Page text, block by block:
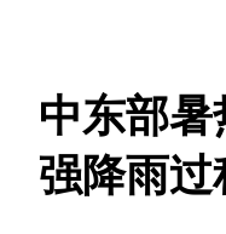
中东部
强降雨过